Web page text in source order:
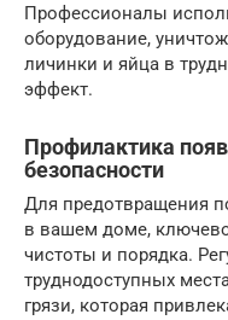
Профессионалы
оборудование,
личинки и яйца в
эффект.
Профилактика
безопасности
Для предотвращения
в вашем доме,
чистоты и порядка.
труднодоступных
грязи, которая